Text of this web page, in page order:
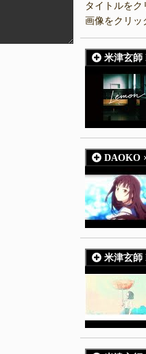
タイトルをク
画像をクリッ
DAOKO